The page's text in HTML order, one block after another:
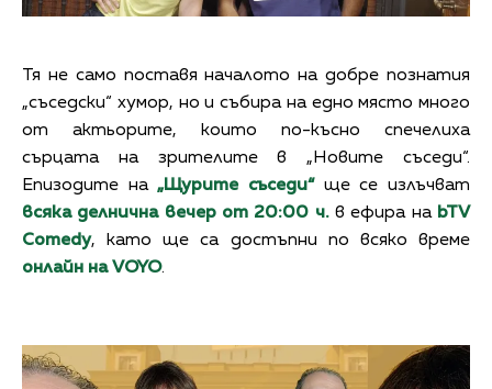
Тя не само поставя началото на добре познатия
„съседски“ хумор, но и събира на едно място много
от актьорите, които по-късно спечелиха
сърцата на зрителите в „Новите съседи“.
Епизодите на„Щурите съседи“ще се излъчват
всяка делнична вечер от 20:00 ч.в ефира на bTV
Comedy, като ще са достъпни по всяко време
онлайн на VOYO.